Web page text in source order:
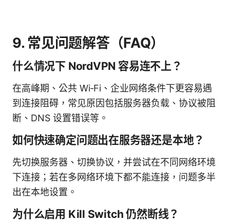
9. 常见问题解答（FAQ）
什么情况下 NordVPN 容易连不上？
在高峰期、公共 Wi‑Fi、企业网络条件下更容易遇
到连接阻碍，常见原因包括服务器负载、协议被阻
断、DNS 设置错误等。
如何快速确定问题出在服务器还是本地？
先切换服务器、切换协议，并尝试在不同网络环境
下连接；若在多网络环境下都不能连接，问题多半
出在本地设置。
为什么启用 Kill Switch 仍然断线？